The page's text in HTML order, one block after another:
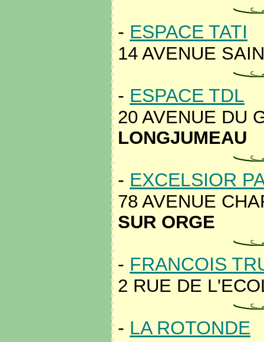
- ESPACE TATI
14 AVENUE
- ESPACE TDL
20 AVENUE DU
LONGJUMEAU
- EXCELSIOR
78 AVENUE
SUR ORGE
- FRANCOIS
2 RUE DE
- LA ROTONDE